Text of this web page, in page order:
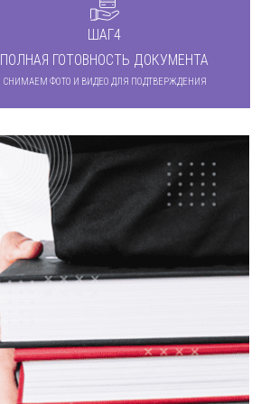
ШАГ4
ПОЛНАЯ ГОТОВНОСТЬ ДОКУМЕНТА
СНИМАЕМ ФОТО И ВИДЕО ДЛЯ ПОДТВЕРЖДЕНИЯ